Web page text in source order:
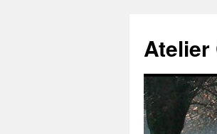
contenu
Atelier